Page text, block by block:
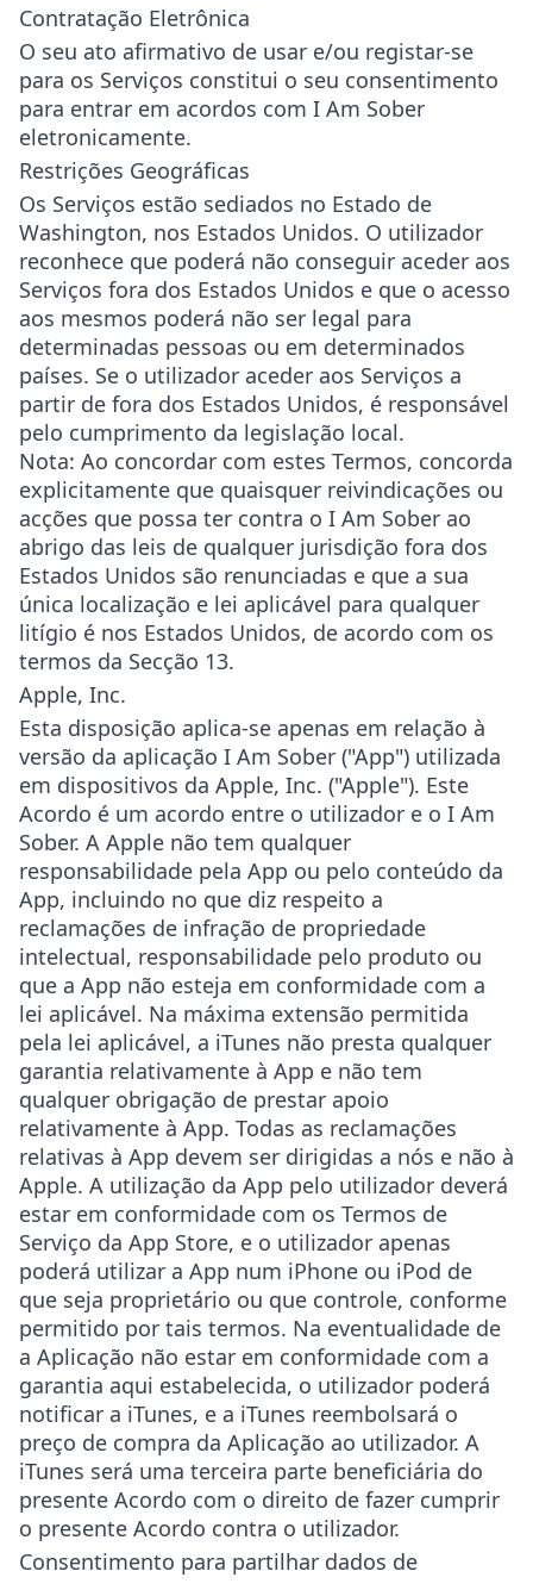
Contratação Eletrônica
O seu ato afirmativo de usar e/ou registar-se
para os Serviços constitui o seu consentimento
para entrar em acordos com I Am Sober
eletronicamente.
Restrições Geográficas
Os Serviços estão sediados no Estado de
Washington, nos Estados Unidos. O utilizador
reconhece que poderá não conseguir aceder aos
Serviços fora dos Estados Unidos e que o acesso
aos mesmos poderá não ser legal para
determinadas pessoas ou em determinados
países. Se o utilizador aceder aos Serviços a
partir de fora dos Estados Unidos, é responsável
pelo cumprimento da legislação local.
Nota: Ao concordar com estes Termos, concorda
explicitamente que quaisquer reivindicações ou
acções que possa ter contra o I Am Sober ao
abrigo das leis de qualquer jurisdição fora dos
Estados Unidos são renunciadas e que a sua
única localização e lei aplicável para qualquer
litígio é nos Estados Unidos, de acordo com os
termos da Secção 13.
Apple, Inc.
Esta disposição aplica-se apenas em relação à
versão da aplicação I Am Sober ("App") utilizada
em dispositivos da Apple, Inc. ("Apple"). Este
Acordo é um acordo entre o utilizador e o I Am
Sober. A Apple não tem qualquer
responsabilidade pela App ou pelo conteúdo da
App, incluindo no que diz respeito a
reclamações de infração de propriedade
intelectual, responsabilidade pelo produto ou
que a App não esteja em conformidade com a
lei aplicável. Na máxima extensão permitida
pela lei aplicável, a iTunes não presta qualquer
garantia relativamente à App e não tem
qualquer obrigação de prestar apoio
relativamente à App. Todas as reclamações
relativas à App devem ser dirigidas a nós e não à
Apple. A utilização da App pelo utilizador deverá
estar em conformidade com os Termos de
Serviço da App Store, e o utilizador apenas
poderá utilizar a App num iPhone ou iPod de
que seja proprietário ou que controle, conforme
permitido por tais termos. Na eventualidade de
a Aplicação não estar em conformidade com a
garantia aqui estabelecida, o utilizador poderá
notificar a iTunes, e a iTunes reembolsará o
preço de compra da Aplicação ao utilizador. A
iTunes será uma terceira parte beneficiária do
presente Acordo com o direito de fazer cumprir
o presente Acordo contra o utilizador.
Consentimento para partilhar dados de